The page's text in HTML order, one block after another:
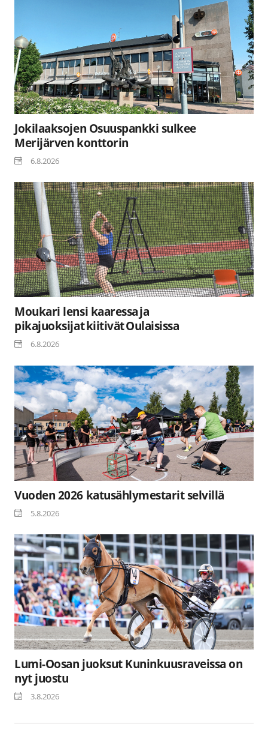
Jokilaaksojen Osuuspankki sulkee
Merijärven konttorin
6.8.2026
Moukari lensi kaaressa ja
pikajuoksijat kiitivät Oulaisissa
6.8.2026
Vuoden 2026 katusählymestarit selvillä
5.8.2026
Lumi-Oosan juoksut Kuninkuusraveissa on
nyt juostu
3.8.2026